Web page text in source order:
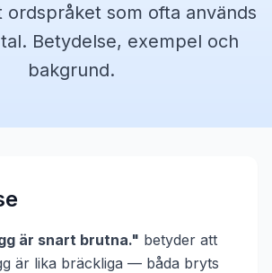
ordspråket som ofta används
Betydelse, exempel och
bakgrund.
är snart brutna." betyder att
är lika bräckliga — båda bryts